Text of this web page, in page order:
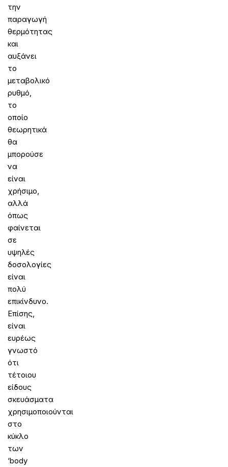
την
παραγωγή
θερμότητας
και
αυξάνει
το
μεταβολικό
ρυθμό,
το
οποίο
θεωρητικά
θα
μπορούσε
να
είναι
χρήσιμο,
αλλά
όπως
φαίνεται
σε
υψηλές
δοσολογίες
είναι
πολύ
επικίνδυνο.
Επίσης,
είναι
ευρέως
γνωστό
ότι
τέτοιου
είδους
σκευάσματα
χρησιμοποιούνται
στο
κύκλο
των
‘body